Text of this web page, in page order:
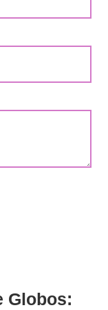
Globos: